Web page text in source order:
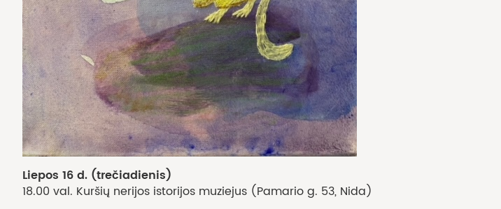
Liepos 16 d. (trečiadienis)
18.00 val. Kuršių nerijos istorijos muziejus (Pamario g. 53, Nida)